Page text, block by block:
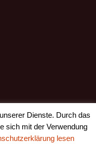
Dienste. Durch das
sich mit der Verwendung
lesen